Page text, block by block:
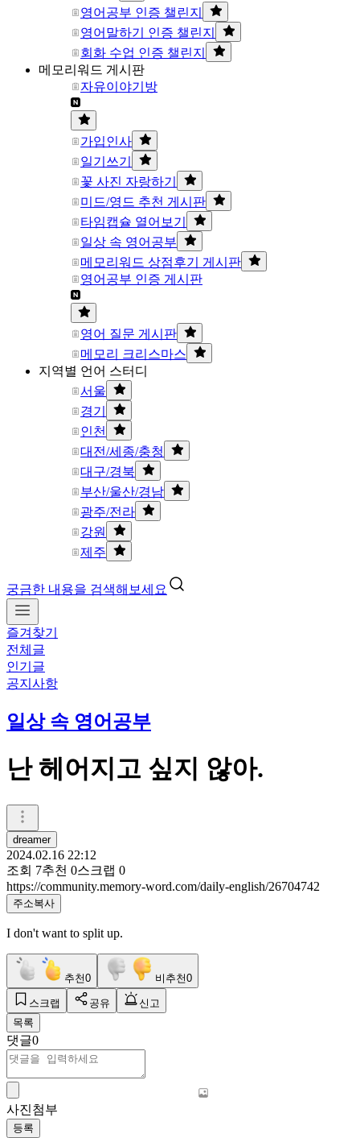
영어공부 인증 챌린지
영어말하기 인증 챌린지
회화 수업 인증 챌린지
메모리워드 게시판
자유이야기방
가입인사
일기쓰기
꽃 사진 자랑하기
미드/영드 추천 게시판
타임캡슐 열어보기
일상 속 영어공부
메모리워드 상점후기 게시판
영어공부 인증 게시판
영어 질문 게시판
메모리 크리스마스
지역별 언어 스터디
서울
경기
인천
대전/세종/충청
대구/경북
부산/울산/경남
광주/전라
강원
제주
궁금한 내용을 검색해보세요
즐겨찾기
전체글
인기글
공지사항
일상 속 영어공부
난 헤어지고 싶지 않아.
dreamer
2024.02.16 22:12
조회 7추천 0스크랩 0
https://community.memory-word.com/daily-english/26704742
주소복사
I don't want to split up.
추천0 비추천0
스크랩 공유
신고
목록
댓글0
사진첨부
등록